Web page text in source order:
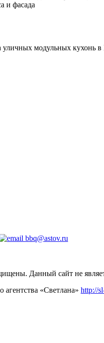
и фасада
уличных модульных кухонь
bbq@astov.ru
Данный сайт не
агентства «Светлана» http://